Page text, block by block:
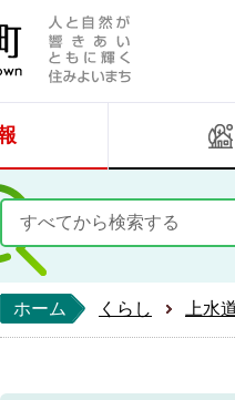
ホーム くらし 上水